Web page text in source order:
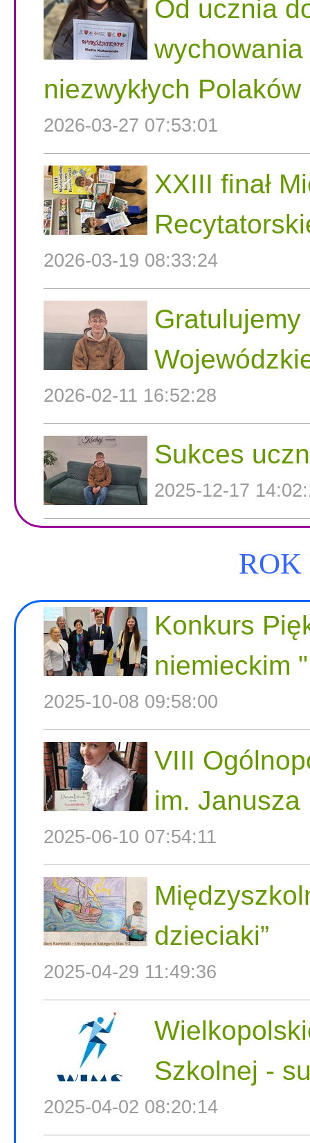
Od ucznia
niezwykłych Polaków
2026-03-27 07:53:01
XXIII finał
2026-03-19 08:33:24
Gratulujemy
2026-02-11 16:52:28
Sukces
2025-12-17
ROK
Konkurs
niemieckim
2025-10-08 09:58:00
VIII
im.
2025-06-10 07:54:11
dzieciaki”
2025-04-29 11:49:36
Szkolnej -
2025-04-02 08:20:14